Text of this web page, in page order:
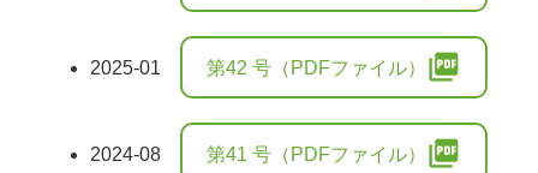
2025-01 第42 号（PDFファイル） picture_as_pdf
2024-08 第41 号（PDFファイル） picture_as_pdf